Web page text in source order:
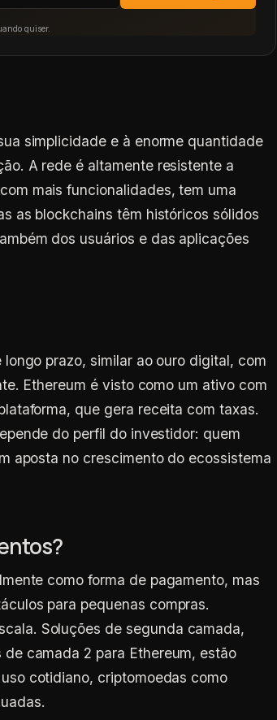
quiser.
simplicidade e à enorme quantidade
A rede é altamente resistente a
mais funcionalidades, tem uma
as blockchains têm históricos sólidos
dos usuários e das aplicações
prazo, similar ao ouro digital, com
Ethereum é visto como um ativo com
que gera receita com taxas.
do perfil do investidor: quem
aposta no crescimento do ecossistema
como forma de pagamento, mas
para pequenas compras.
Soluções de segunda camada,
camada 2 para Ethereum, estão
cotidiano, criptomoedas como